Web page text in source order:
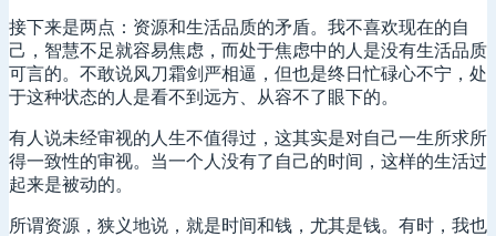
接下来是两点：资源和生活品质的矛盾。我不喜欢现在的自
己，智慧不足就容易焦虑，而处于焦虑中的人是没有生活品质
可言的。不敢说风刀霜剑严相逼，但也是终日忙碌心不宁，处
于这种状态的人是看不到远方、从容不了眼下的。
有人说未经审视的人生不值得过，这其实是对自己一生所求所
得一致性的审视。当一个人没有了自己的时间，这样的生活过
起来是被动的。
所谓资源，狭义地说，就是时间和钱，尤其是钱。有时，我也